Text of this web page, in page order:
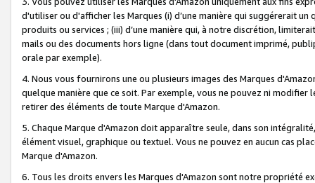
d'utiliser ou d'afficher les Marques (i) d’une manière qui suggérerait
produits ou services ; (iii) d’une manière qui, à notre discrétion,
mails ou des documents hors ligne (dans tout document imprimé,
orale par exemple).
4. Nous vous fournirons une ou plusieurs images des Marques
quelque manière que ce soit. Par exemple, vous ne pouvez ni
retirer des éléments de toute Marque d'Amazon.
5. Chaque Marque d'Amazon doit apparaître seule, dans son
élément visuel, graphique ou textuel. Vous ne pouvez en aucun cas
Marque d'Amazon.
6. Tous les droits envers les Marques d'Amazon sont notre propriété